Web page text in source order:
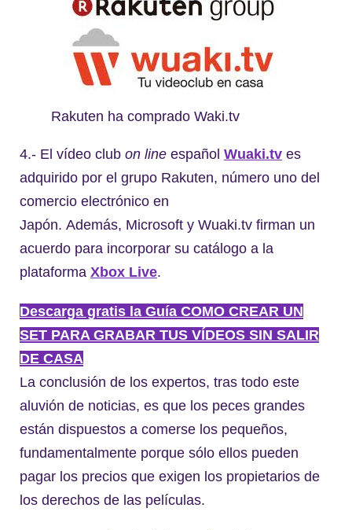
Rakuten ha comprado Waki.tv
4.- El vídeo club on line español Wuaki.tv es
adquirido por el grupo Rakuten, número uno del
comercio electrónico en
Japón. Además, Microsoft y Wuaki.tv firman un
acuerdo para incorporar su catálogo a la
plataforma Xbox Live.
Descarga gratis la Guía COMO CREAR UN
SET PARA GRABAR TUS VÍDEOS SIN SALIR
DE CASA
La conclusión de los expertos, tras todo este
aluvión de noticias, es que los peces grandes
están dispuestos a comerse los pequeños,
fundamentalmente porque sólo ellos pueden
pagar los precios que exigen los propietarios de
los derechos de las películas.